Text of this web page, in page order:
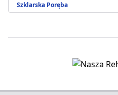
Szklarska Poręba